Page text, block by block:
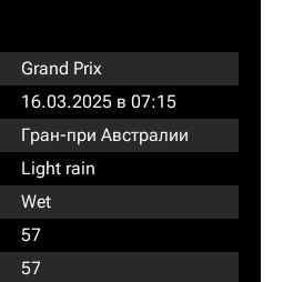
Grand Prix
16.03.2025 в 07:15
Гран-при Австралии
Light rain
Wet
57
57